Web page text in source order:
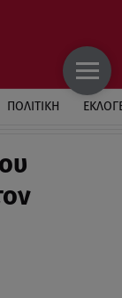
ΠΟΛΙΤΙΚΗ